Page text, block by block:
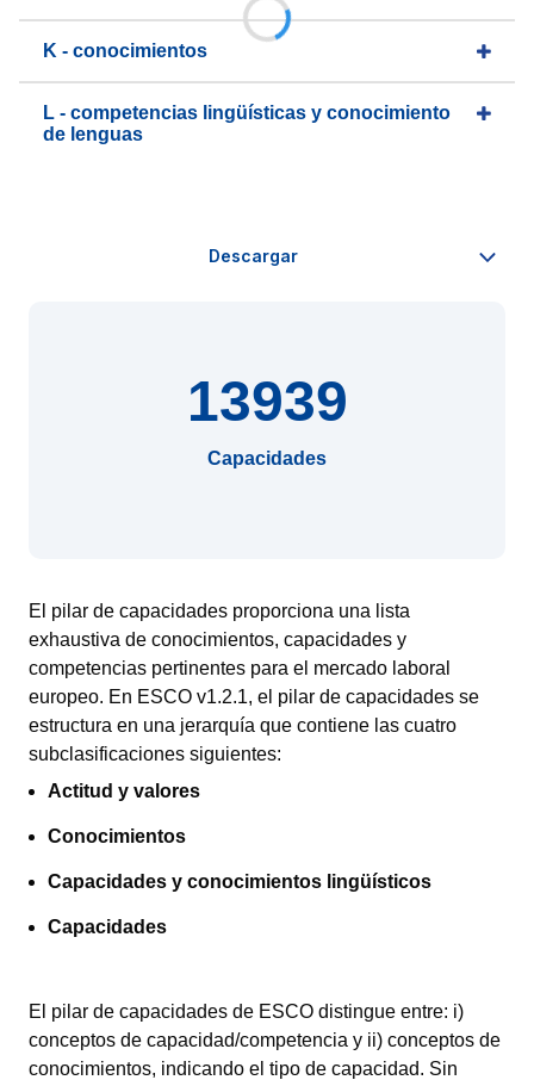
K - conocimientos
L - competencias lingüísticas y conocimiento
de lenguas
13939
Capacidades
El pilar de capacidades proporciona una lista
exhaustiva de conocimientos, capacidades y
competencias pertinentes para el mercado laboral
europeo. En ESCO v1.2.1, el pilar de capacidades se
estructura en una jerarquía que contiene las cuatro
subclasificaciones siguientes:
Actitud y valores
Conocimientos
Capacidades y conocimientos lingüísticos
Capacidades
El pilar de capacidades de ESCO distingue entre: i)
conceptos de capacidad/competencia y ii) conceptos de
conocimientos, indicando el tipo de capacidad. Sin